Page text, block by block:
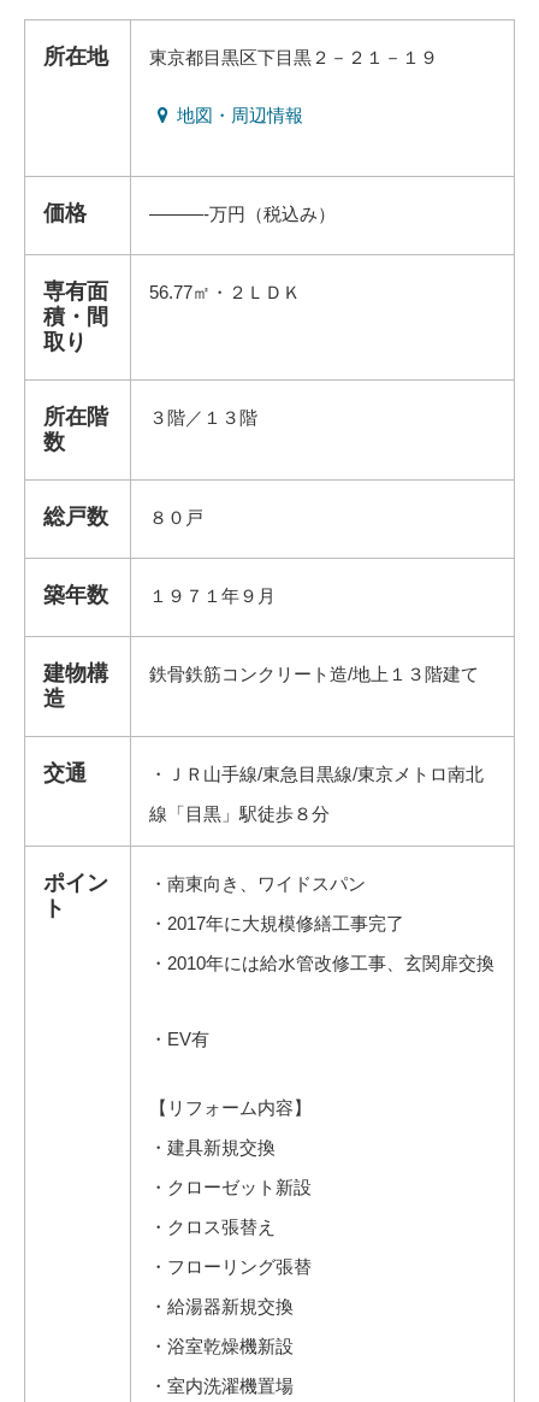
所在地 東京都目黒区下目黒２－２１－１９
地図・周辺情報
価格 ———-万円（税込み）
専有面
積・間
取り
56.77㎡・２ＬＤＫ
所在階
数
３階／１３階
総戸数 ８０戸
築年数 １９７１年９月
建物構
造
鉄骨鉄筋コンクリート造/地上１３階建て
交通
・ＪＲ山手線/東急目黒線/東京メトロ南北
線「目黒」駅徒歩８分
ポイン
ト
・南東向き、ワイドスパン
・2017年に大規模修繕工事完了
・2010年には給水管改修工事、玄関扉交換
・EV有
【リフォーム内容】
・建具新規交換
・クローゼット新設
・クロス張替え
・フローリング張替
・給湯器新規交換
・浴室乾燥機新設
・室内洗濯機置場